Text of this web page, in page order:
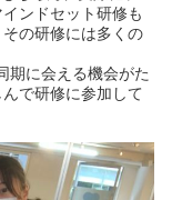
ンドセット研修も
の研修には多くの
期に会える機会がた
で研修に参加して